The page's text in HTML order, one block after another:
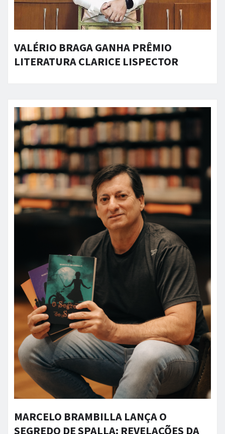
VALÉRIO BRAGA GANHA PRÊMIO
LITERATURA CLARICE LISPECTOR
MARCELO BRAMBILLA LANÇA O
SEGREDO DE SPALLA: REVELAÇÕES DA